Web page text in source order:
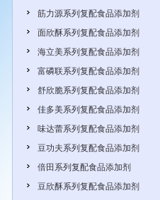
筋力源系列复配食品添加剂
面欣酥系列复配食品添加剂
海立美系列复配食品添加剂
富磷联系列复配食品添加剂
舒欣脆系列复配食品添加剂
佳多美系列复配食品添加剂
味达蕾系列复配食品添加剂
豆功夫系列复配食品添加剂
倍田系列复配食品添加剂
豆欣酥系列复配食品添加剂